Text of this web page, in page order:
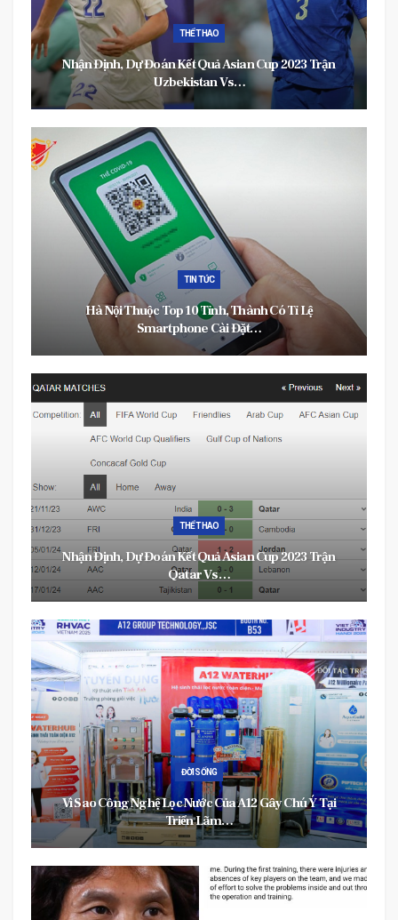
THỂ THAO
Nhận Định, Dự Đoán Kết Quả Asian Cup 2023 Trận
Uzbekistan Vs…
TIN TỨC
Hà Nội Thuộc Top 10 Tỉnh, Thành Có Tỉ Lệ
Smartphone Cài Đặt…
THỂ THAO
Nhận Định, Dự Đoán Kết Quả Asian Cup 2023 Trận
Qatar Vs…
ĐỜI SỐNG
Vì Sao Công Nghệ Lọc Nước Của A12 Gây Chú Ý Tại
Triển Lãm…